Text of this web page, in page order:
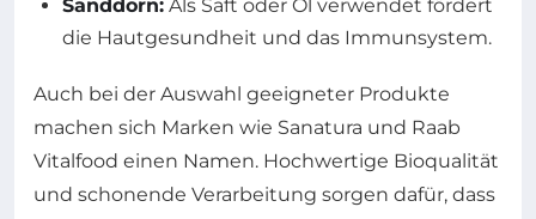
Sanddorn: Als Saft oder Öl verwendet fördert
die Hautgesundheit und das Immunsystem.
Auch bei der Auswahl geeigneter Produkte
machen sich Marken wie Sanatura und Raab
Vitalfood einen Namen. Hochwertige Bioqualität
und schonende Verarbeitung sorgen dafür, dass